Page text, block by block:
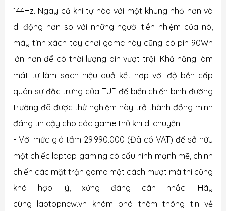
144Hz. Ngay cả khi tự hào với một khung nhỏ hơn và
di động hơn so với những người tiền nhiệm của nó,
máy tính xách tay chơi game này cũng có pin 90Wh
lớn hơn để có thời lượng pin vượt trội. Khả năng làm
mát tự làm sạch hiệu quả kết hợp với độ bền cấp
quân sự đặc trưng của TUF để biến chiến binh đường
trường đã được thử nghiệm này trở thành đồng minh
đáng tin cậy cho các game thủ khi di chuyển.
- Với mức giá tầm 29.990.000 (Đã có VAT) để sở hữu
một chiếc laptop gaming có cấu hình mạnh mẽ, chinh
chiến các mặt trận game một cách mượt mà thì cũng
khá hợp lý, xứng đáng cân nhắc. Hãy
cùng laptopnew.vn khám phá thêm thông tin về